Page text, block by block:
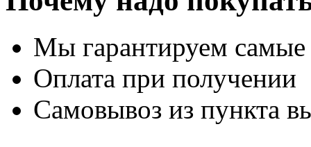
Мы гарантируем
Оплата при получении
Самовывоз из пункта